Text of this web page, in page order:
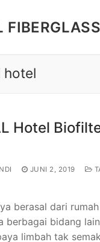
FIBERGLASS
Cari:
hotel
Hotel
JUNI 2, 2019
berasal dari
berbagai bidang
limbah tak